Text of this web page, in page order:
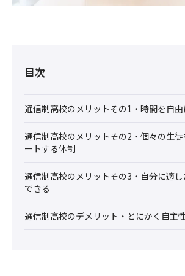
目次
通信制高校のメリットその1・時間を自由
通信制高校のメリットその2・個々の生
ートする体制
通信制高校のメリットその3・自分に適
できる
通信制高校のデメリット・とにかく自主